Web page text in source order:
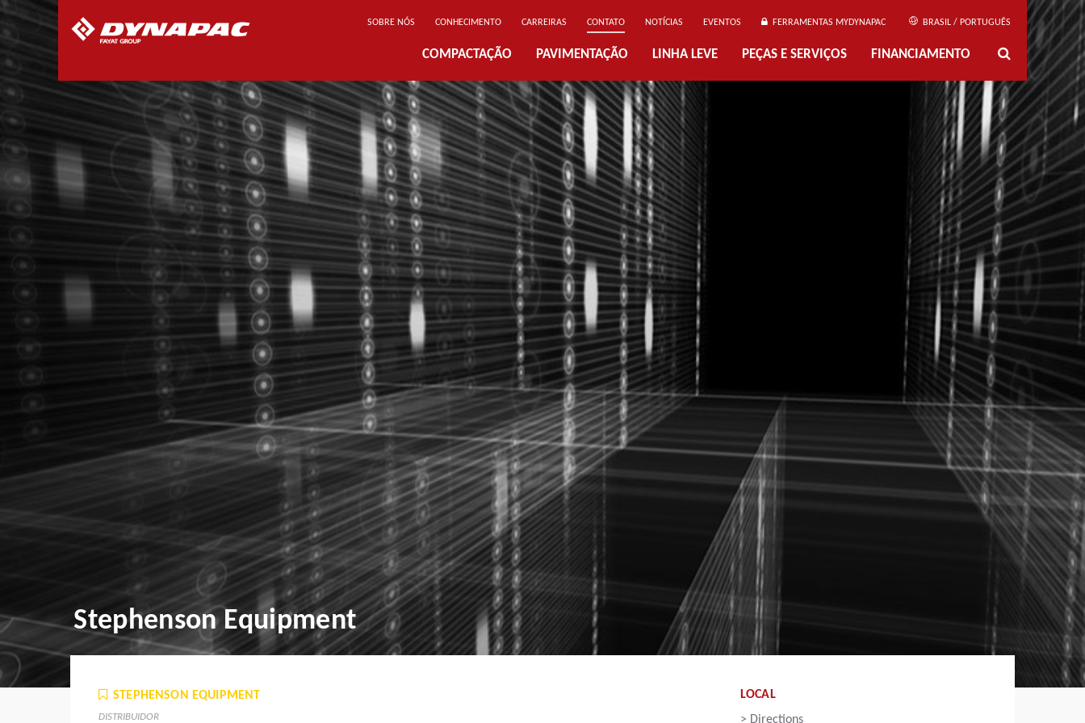
SOBRE NÓS CONHECIMENTO CARREIRAS CONTATO NOTÍCIAS EVENTOS FERRAMENTAS MYDYNAPAC BRASIL / PORTUGUÊS
COMPACTAÇÃO PAVIMENTAÇÃO LINHA LEVE PEÇAS E SERVIÇOS FINANCIAMENTO
Stephenson Equipment
STEPHENSON EQUIPMENT
DISTRIBUIDOR
LOCAL
> Directions